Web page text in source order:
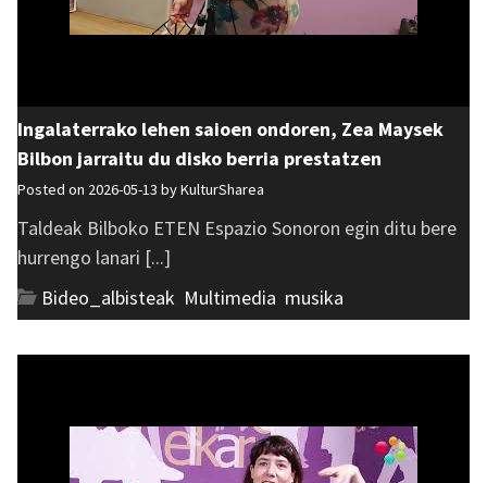
Ingalaterrako lehen saioen ondoren, Zea Maysek
Bilbon jarraitu du disko berria prestatzen
Posted on 2026-05-13 byKulturSharea
Taldeak Bilboko ETEN Espazio Sonoron egin ditu bere
hurrengo lanari [...]
Bideo_albisteak Multimedia musika